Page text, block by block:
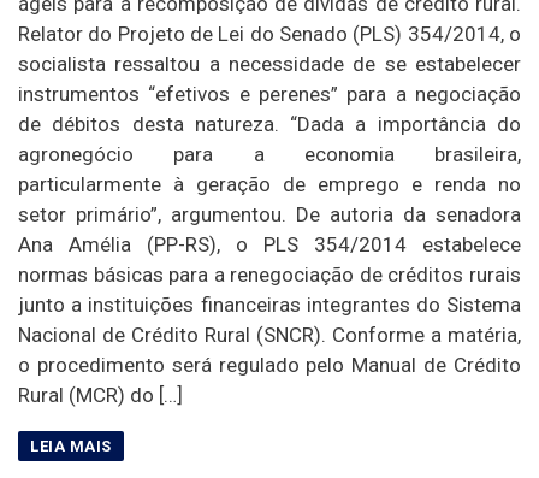
Relator do Projeto de Lei do Senado (PLS) 354/2014, o
socialista ressaltou a necessidade de se estabelecer
instrumentos “efetivos e perenes” para a negociação
de débitos desta natureza. “Dada a importância do
agronegócio para a economia brasileira,
particularmente à geração de emprego e renda no
setor primário”, argumentou. De autoria da senadora
Ana Amélia (PP-RS), o PLS 354/2014 estabelece
normas básicas para a renegociação de créditos rurais
junto a instituições financeiras integrantes do Sistema
Nacional de Crédito Rural (SNCR). Conforme a matéria,
o procedimento será regulado pelo Manual de Crédito
Rural (MCR) do […]